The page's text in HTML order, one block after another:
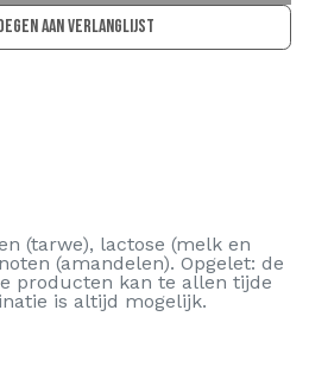
aan verlanglijst
(tarwe), lactose (melk en
(amandelen). Opgelet: de
producten kan te allen tijde
is altijd mogelijk.